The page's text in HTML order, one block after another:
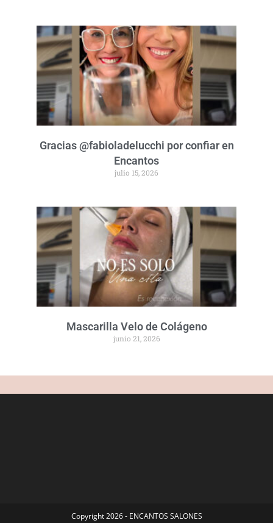
Gracias @fabioladelucchi por confiar en
Encantos
julio 15, 2026
Mascarilla Velo de Colágeno
junio 21, 2026
Copyright 2026 - ENCANTOS SALONES